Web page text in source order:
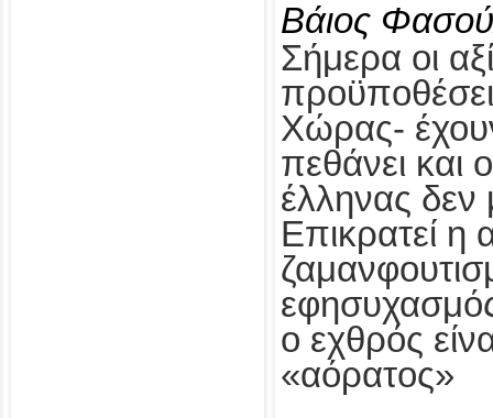
Βάιος
Σήμερα οι
Χώρας-
πεθάνει και
έλληνας δεν
Επικρατεί η
ο εχθρός
«αόρατος»